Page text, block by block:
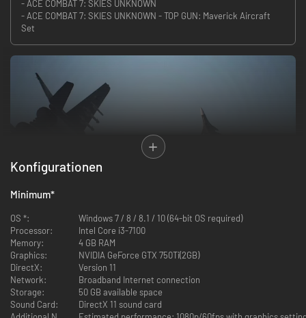
- ACE COMBAT 7: SKIES UNKNOWN
- ACE COMBAT 7: SKIES UNKNOWN - TOP GUN: Maverick Aircraft
Set
Machen Sie sich bereit, in die Lüfte zu steigen! ACE COMBAT 7: SKIES
UNKNOWN setzt Sie ins Cockpit der fortschrittlichsten Maschinen aller
Zeiten und bietet Ihnen ein packendes Flug-Shooter-Erlebnis, das
seinesgleichen sucht. Holen Sie den Feind vom Himmel und kommen Sie
lebendig zurück.
– ERLEBEN SIE MITREISSENDE LUFTKÄMPFE IN REALEN FLUGZEUGEN
Konfigurationen
Minimum*
OS *:
Windows 7 / 8 / 8.1 / 10 (64-bit OS required)
Processor:
Intel Core i3-7100
Memory:
4 GB RAM
Graphics:
NVIDIA GeForce GTX 750Ti(2GB)
DirectX:
Version 11
Network:
Broadband Internet connection
Storage:
50 GB available space
Sound Card:
DirectX 11 sound card